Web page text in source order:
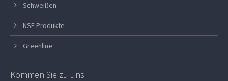
Schweißen
NSF-Produkte
Greenline
Kommen Sie zu uns